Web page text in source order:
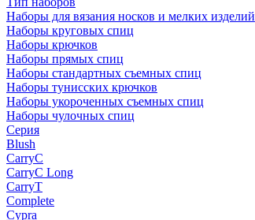
Наборы для вязания носков и мелких изделий
Наборы круговых спиц
Наборы крючков
Наборы прямых спиц
Наборы стандартных съемных спиц
Наборы тунисских крючков
Наборы укороченных съемных спиц
Наборы чулочных спиц
Серия
Blush
CarryC
CarryC Long
CarryT
Complete
Cypra